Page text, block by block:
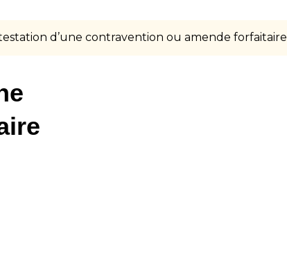
d’une contravention ou amende forfaitaire